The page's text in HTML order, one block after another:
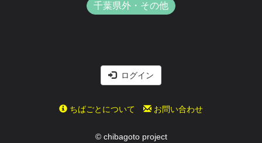
千葉県外・その他
ログイン
ちばごとについて お問い合わせ
© chibagoto project